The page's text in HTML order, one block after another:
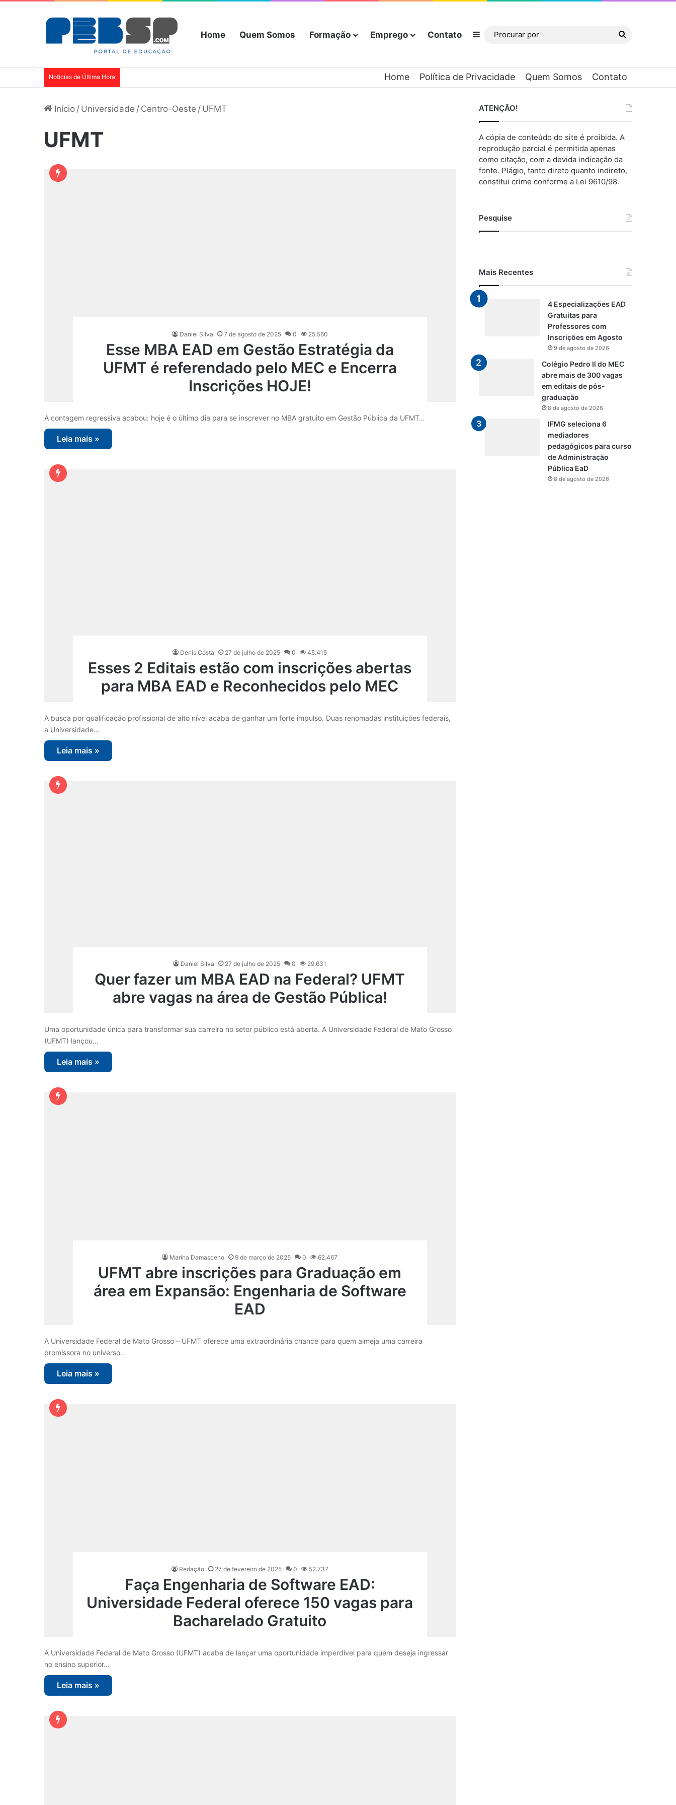
Home Quem Somos Formação Emprego Contato Barra Lateral
Notícias de Última Hora Home Política de Privacidade Quem Somos Contato
Início / Universidade / Centro-Oeste / UFMT
UFMT
Daniel Silva 7 de agosto de 2025 0 25.560
Esse MBA EAD em Gestão Estratégia da
UFMT é referendado pelo MEC e Encerra
Inscrições HOJE!
A contagem regressiva acabou: hoje é o último dia para se inscrever no MBA gratuito em Gestão Pública da UFMT…
Leia mais »
Denis Costa 27 de julho de 2025 0 45.415
Esses 2 Editais estão com inscrições abertas
para MBA EAD e Reconhecidos pelo MEC
A busca por qualificação profissional de alto nível acaba de ganhar um forte impulso. Duas renomadas instituições federais,
a Universidade…
Leia mais »
Daniel Silva 27 de julho de 2025 0 29.631
Quer fazer um MBA EAD na Federal? UFMT
abre vagas na área de Gestão Pública!
Uma oportunidade única para transformar sua carreira no setor público está aberta. A Universidade Federal de Mato Grosso
(UFMT) lançou…
Leia mais »
Marina Damasceno 9 de março de 2025 0 62.467
UFMT abre inscrições para Graduação em
área em Expansão: Engenharia de Software
EAD
A Universidade Federal de Mato Grosso – UFMT oferece uma extraordinária chance para quem almeja uma carreira
promissora no universo…
Leia mais »
Redação 27 de fevereiro de 2025 0 52.737
Faça Engenharia de Software EAD:
Universidade Federal oferece 150 vagas para
Bacharelado Gratuito
A Universidade Federal de Mato Grosso (UFMT) acaba de lançar uma oportunidade imperdível para quem deseja ingressar
no ensino superior…
Leia mais »
ATENÇÃO!
A cópia de conteúdo do site é proibida. A
reprodução parcial é permitida apenas
como citação, com a devida indicação da
fonte. Plágio, tanto direto quanto indireto,
constitui crime conforme a Lei 9610/98.
Pesquise
Mais Recentes
4 Especializações EAD
Gratuitas para
Professores com
Inscrições em Agosto
9 de agosto de 2026
Colégio Pedro II do MEC
abre mais de 300 vagas
em editais de pós-
graduação
8 de agosto de 2026
IFMG seleciona 6
mediadores
pedagógicos para curso
de Administração
Pública EaD
8 de agosto de 2026